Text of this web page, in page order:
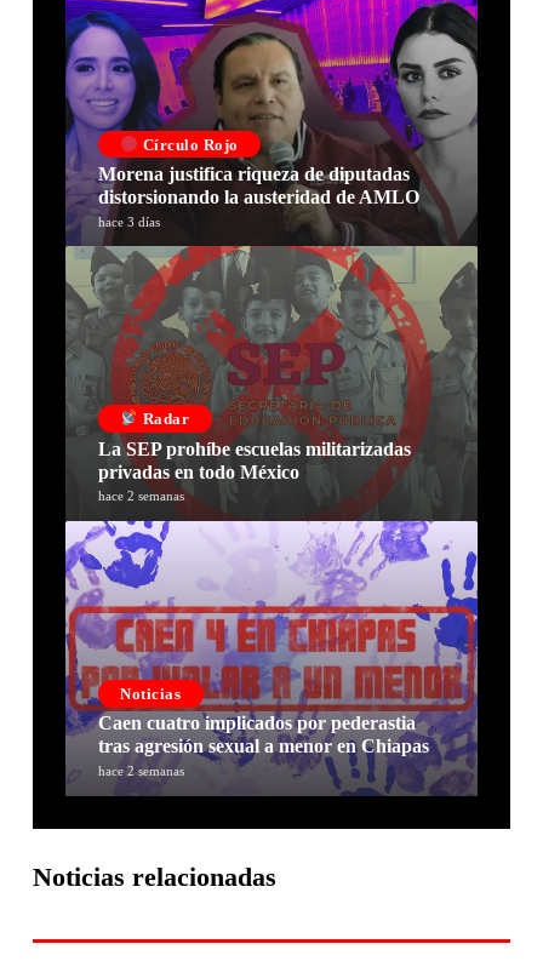
Círculo Rojo
Morena justifica riqueza de diputadas
distorsionando la austeridad de AMLO
hace 3 días
Radar
La SEP prohíbe escuelas militarizadas
privadas en todo México
hace 2 semanas
Noticias
Caen cuatro implicados por pederastia
tras agresión sexual a menor en Chiapas
hace 2 semanas
Noticias relacionadas